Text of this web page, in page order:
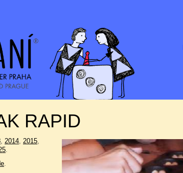
RAPID
, 2014, 2015,
.
.